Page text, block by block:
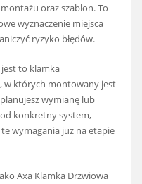
oraz szablon. To
wyznaczenie miejsca
ryzyko błędów.
to klamka
w których montowany jest
wymianę lub
konkretny system,
wymagania już na etapie
Axa Klamka Drzwiowa